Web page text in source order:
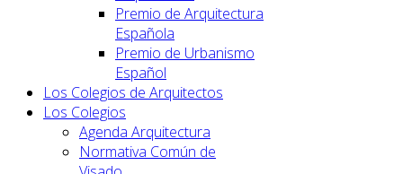
Premio de Arquitectura
Española
Premio de Urbanismo
Español
Los Colegios de Arquitectos
Los Colegios
Agenda Arquitectura
Normativa Común de